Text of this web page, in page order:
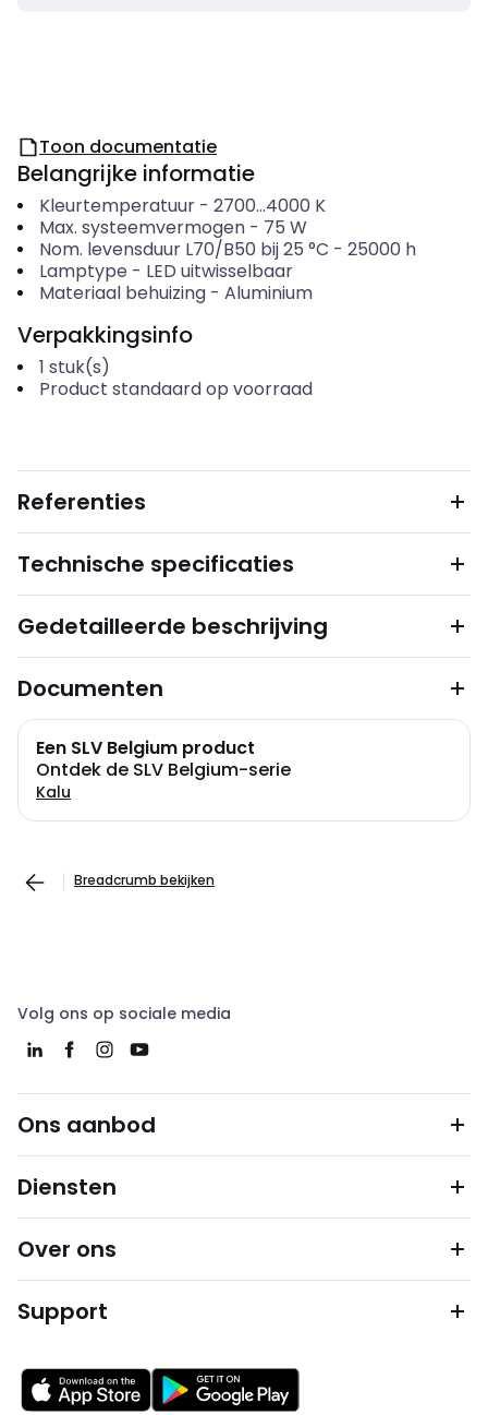
Toon documentatie
Belangrijke informatie
Kleurtemperatuur- 2700...4000 K
Max. systeemvermogen- 75 W
Nom. levensduur L70/B50 bij 25 °C - 25000 h
Lamptype - LED uitwisselbaar
Materiaal behuizing- Aluminium
Verpakkingsinfo
1 stuk(s)
Product standaard op voorraad
Referenties
Technische specificaties
Gedetailleerde beschrijving
Documenten
Een SLV Belgium product
Ontdek de SLV Belgium-serie
Kalu
Breadcrumb bekijken
Volg ons op sociale media
Ons aanbod
Diensten
Over ons
Support